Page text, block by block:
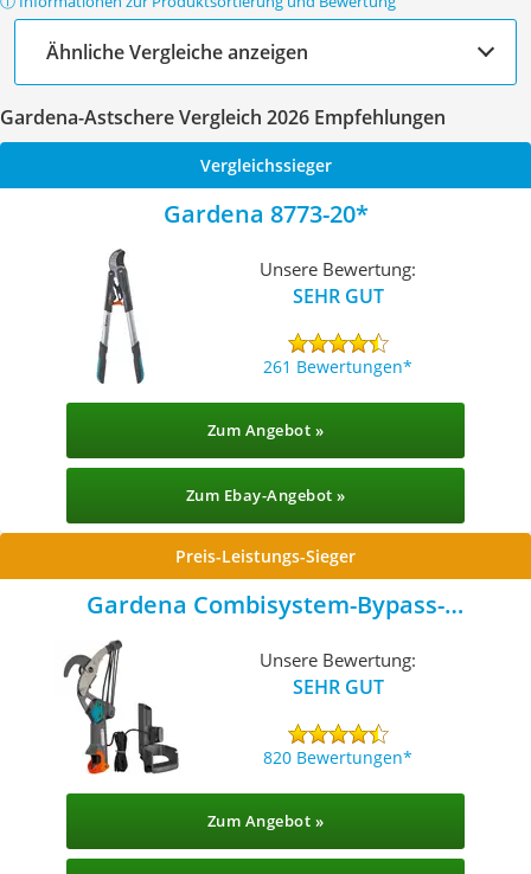
Ähnliche Vergleiche anzeigen
Gardena-Astschere Vergleich 2026 Empfehlungen
Vergleichssieger
Gardena 8773-20
Unsere Bewertung:
SEHR GUT
261 Bewertungen
Zum Angebot »
Zum Ebay-Angebot »
Preis-Leistungs-Sieger
Gardena Combisystem-Bypass-
Unsere Bewertung:
SEHR GUT
820 Bewertungen
Zum Angebot »